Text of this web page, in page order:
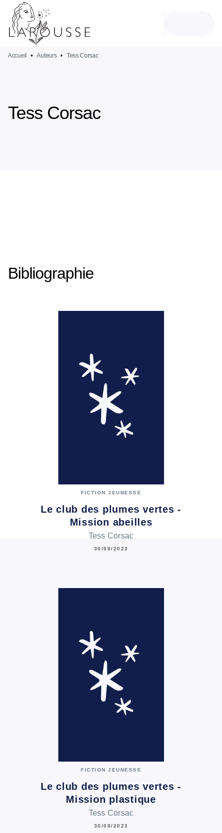
MENU
PIED DE PAGE
Accueil • Auteurs • Tess Corsac
Tess Corsac
Bibliographie
FICTION JEUNESSE
Le club des plumes vertes -
Mission abeilles
Tess Corsac
30/08/2023
FICTION JEUNESSE
Le club des plumes vertes -
Mission plastique
Tess Corsac
30/08/2023